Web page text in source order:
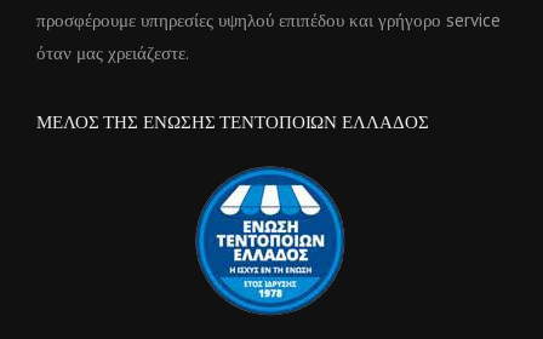
προσφέρουμε υπηρεσίες υψηλού επιπέδου και γρήγορο service
όταν μας χρειάζεστε.
ΜΕΛΟΣ ΤΗΣ ΕΝΩΣΗΣ ΤΕΝΤΟΠΟΙΩΝ ΕΛΛΑΔΟΣ